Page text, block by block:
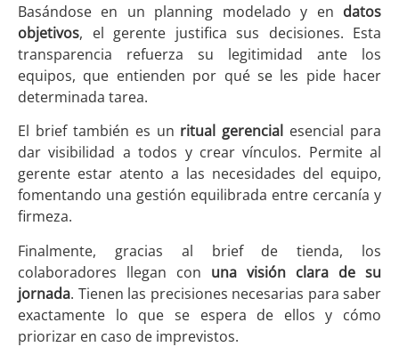
Basándose en un planning modelado y en datos
objetivos, el gerente justifica sus decisiones. Esta
transparencia refuerza su legitimidad ante los
equipos, que entienden por qué se les pide hacer
determinada tarea.
El brief también es un ritual gerencial esencial para
dar visibilidad a todos y crear vínculos. Permite al
gerente estar atento a las necesidades del equipo,
fomentando una gestión equilibrada entre cercanía y
firmeza.
Finalmente, gracias al brief de tienda, los
colaboradores llegan con una visión clara de su
jornada. Tienen las precisiones necesarias para saber
exactamente lo que se espera de ellos y cómo
priorizar en caso de imprevistos.